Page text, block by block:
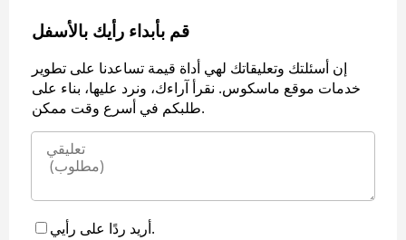
قم بأبداء رأيك بالأسفل
إن أسئلتك وتعليقاتك لهي أداة قيمة تساعدنا على تطوير
خدمات موقع ماسكوس. نقرأ آراءك، ونرد عليها، بناء على
طلبكم في أسرع وقت ممكن.
أريد ردًا على رأيي.